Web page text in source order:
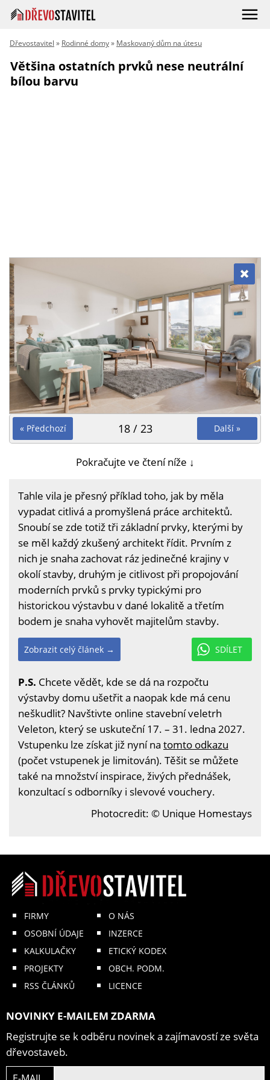
Dřevostavitel » Rodinné domy» Maskovaný dům na útesu
Většina ostatních prvků nese neutrální
bílou barvu
« Předchozí Další »
18 / 23
Pokračujte ve čtení níže ↓
Tahle vila je přesný příklad toho, jak by měla
vypadat citlivá a promyšlená práce architektů.
Snoubí se zde totiž tři základní prvky, kterými by
se měl každý zkušený architekt řídit. Prvním z
nich je snaha zachovat ráz jedinečné krajiny v
okolí stavby, druhým je citlivost při propojování
moderních prvků s prvky typickými pro
historickou výstavbu v dané lokalitě a třetím
bodem je snaha vyhovět majitelům stavby.
SDÍLET
Zobrazit celý článek →
P.S. Chcete vědět, kde se dá na rozpočtu
výstavby domu ušetřit a naopak kde má cenu
neškudlit? Navštivte online stavební veletrh
Veleton, který se uskuteční 17. – 31. ledna 2027.
Vstupenku lze získat již nyní na tomto odkazu
(počet vstupenek je limitován). Těšit se můžete
také na množství inspirace, živých přednášek,
konzultací s odborníky i slevové vouchery.
Photocredit: © Unique Homestays
FIRMY
OSOBNÍ ÚDAJE
KALKULAČKY
PROJEKTY
RSS ČLÁNKŮ
O NÁS
INZERCE
ETICKÝ KODEX
OBCH. PODM.
LICENCE
NOVINKY E-MAILEM ZDARMA
Registrujte se k odběru novinek a zajímavostí ze světa
dřevostaveb.